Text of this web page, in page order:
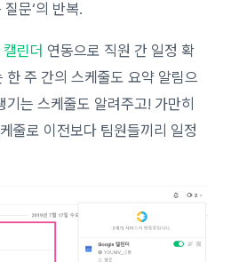
질문‘의 반복.
린더 연동으로 직원 간 일정 확
한 주 간의 스케줄도 요약 알림으
기는 스케줄도 알려주고! 가만히
줄로 이전보다 팀원들끼리 일정